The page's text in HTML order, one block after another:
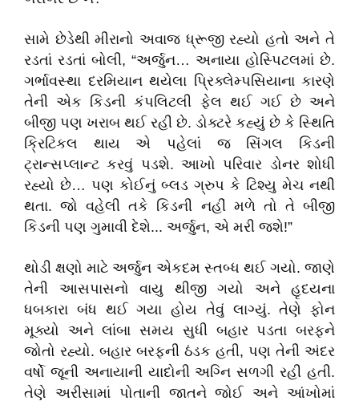
​સામે છેડેથી મીરાનો અવાજ ધ્રૂજી રહ્યો હતો અને તે
રડતાં રડતાં બોલી, “અર્જુન… અનાયા હોસ્પિટલમાં છે.
ગર્ભાવસ્થા દરમિયાન થયેલા પ્રિક્લેમ્પસિયાના કારણે
તેની એક કિડની કંપલિટલી ફેલ થઈ ગઈ છે અને
બીજી પણ ખરાબ થઈ રહી છે. ડોક્ટરે કહ્યું છે કે સ્થિતિ
ક્રિટિકલ થાય એ પહેલાં જ સિંગલ કિડની
ટ્રાન્સપ્લાન્ટ કરવું પડશે. આખો પરિવાર ડોનર શોધી
રહ્યો છે… પણ કોઈનું બ્લડ ગ્રુપ કે ટિશ્યુ મેચ નથી
થતા. જો વહેલી તકે કિડની નહીં મળે તો તે બીજી
કિડની પણ ગુમાવી દેશે... અર્જુન, એ મરી જશે!”
​થોડી ક્ષણો માટે અર્જુન એકદમ સ્તબ્ધ થઈ ગયો. જાણે
તેની આસપાસનો વાયુ થીજી ગયો અને હૃદયના
ધબકારા બંધ થઈ ગયા હોય તેવું લાગ્યું. તેણે ફોન
મૂક્યો અને લાંબા સમય સુધી બહાર પડતા બરફને
જોતો રહ્યો. બહાર બરફની ઠંડક હતી, પણ તેની અંદર
વર્ષો જૂની અનાયાની યાદોની અગ્નિ સળગી રહી હતી.
તેણે અરીસામાં પોતાની જાતને જોઈ અને આંખોમાં